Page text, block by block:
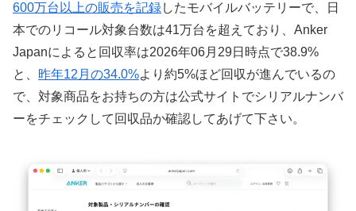
600万台以上の販売を記録したモバイルバッテリーで、日
本でのリコール対象台数は41万台を超えており、Anker
Japanによると回収率は2026年06月29日時点で38.9%
と、 昨年12月の34.0%より約5%ほど回収が進んでいるの
で、対象商品をお持ちの方は公式サイトでシリアルナンバ
ーをチェックして回収品か確認してあげて下さい。